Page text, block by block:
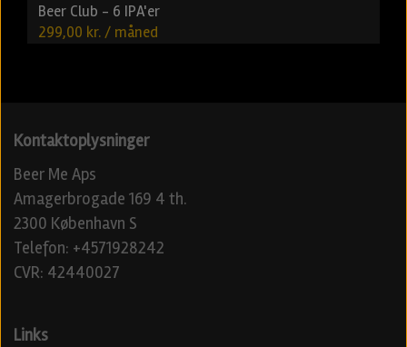
Beer Club - 6 IPA'er
299,00 kr. / måned
Kontaktoplysninger
Beer Me Aps
Amagerbrogade 169 4 th.
2300 København S
Telefon: +4571928242
CVR: 42440027
Links